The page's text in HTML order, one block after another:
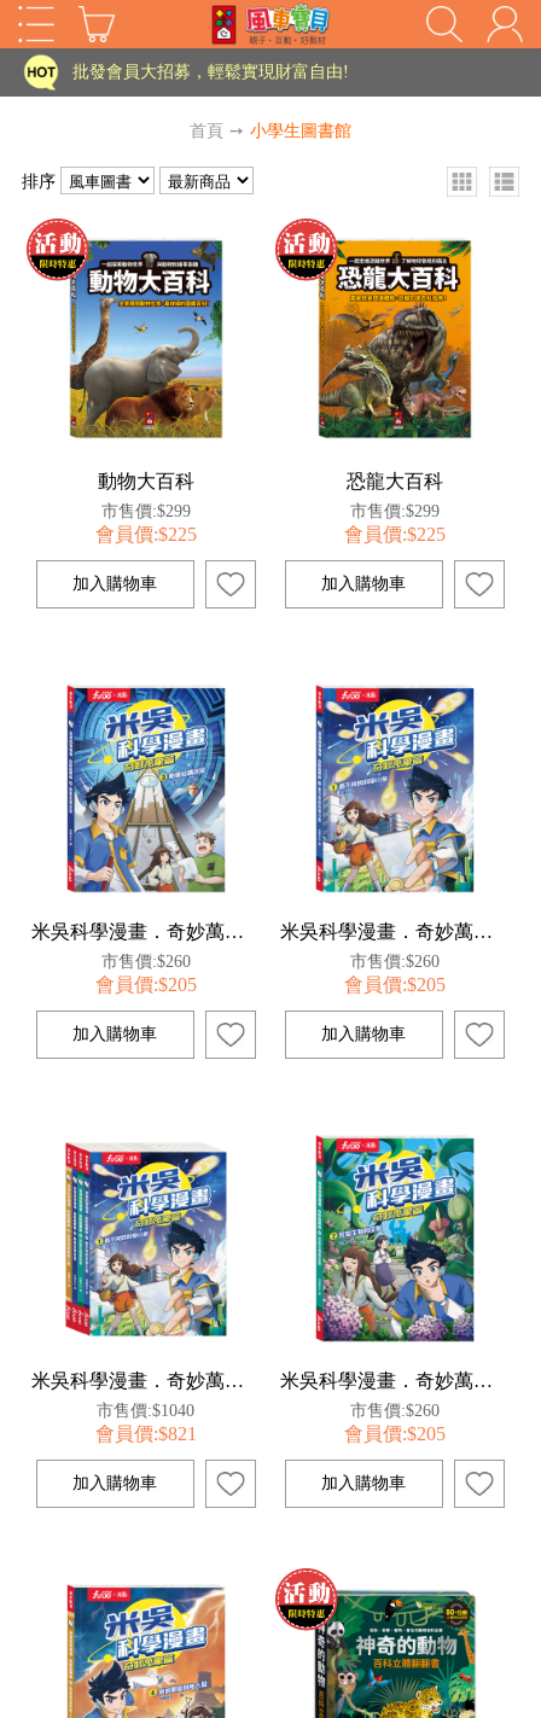
HOT
家長樂了!「風車書版集團暨FOOD超人企業總部」目前正興建中!
批發會員大招募，輕鬆實現財富自由!
老師您好!!幼教會員火熱招募中~
海外購物免煩惱！點我查看『海外購物流程說明』
批發會員大招募，輕鬆實現財富自由!
老師您好!!幼教會員火熱招募中~
首頁 ➙ 小學生圖書館
排序
動物大百科
市售價:$299
會員價:$225
恐龍大百科
市售價:$299
會員價:$225
米吳科學漫畫．奇妙萬象篇(3):衝破結構迷宮
市售價:$260
會員價:$205
米吳科學漫畫．奇妙萬象篇(1):看不見的科學小象
市售價:$260
會員價:$205
米吳科學漫畫．奇妙萬象篇第一輯(1-4冊)
市售價:$1040
會員價:$821
米吳科學漫畫．奇妙萬象篇(2):珍奇生物的反擊
市售價:$260
會員價:$205